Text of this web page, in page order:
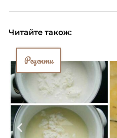
Читайте також:
Рецепти